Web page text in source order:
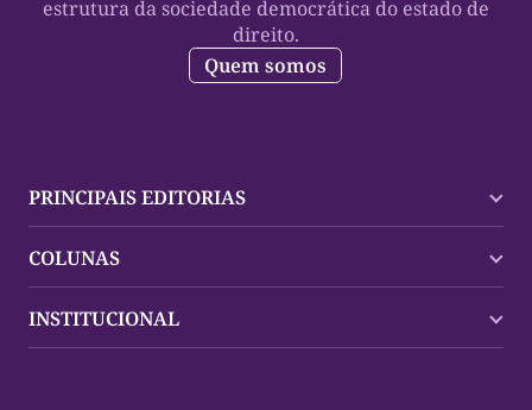
estrutura da sociedade democrática do estado de
direito.
Quem somos
PRINCIPAIS EDITORIAS
Palmas
Mundo
COLUNAS
Policial
INSTITUCIONAL